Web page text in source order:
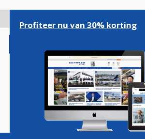
gaan
Magazine Podcasts
Profiteer nu van 30% korting